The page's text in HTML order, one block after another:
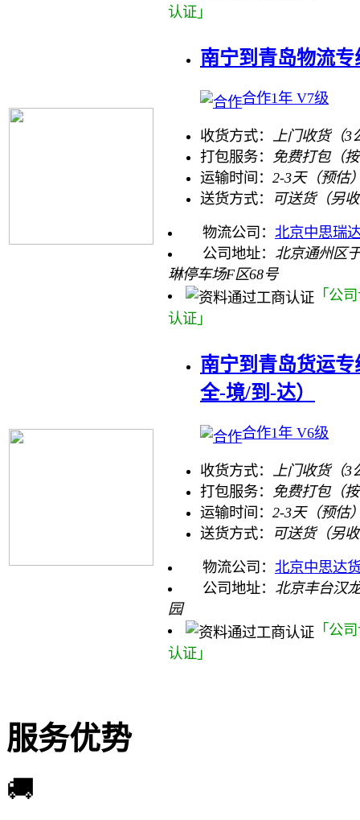
认证」
南宁到青岛物流
合作1年 V7级
收货方式：
上门收货（
打包服务：
免费打包（
运输时间： 2-3天（预估
送货方式：
可送货（另
物流公司： 北京中思瑞
公司地址： 北京通州区
琳停车场F区68号
「公
认证」
南宁到青岛货运
全-境/到-达）
合作1年 V6级
收货方式：
上门收货（
打包服务：
免费打包（
运输时间： 2-3天（预估
送货方式：
可送货（另
物流公司： 北京中思达
公司地址： 北京丰台汉
园
「公
认证」
服务优势
🚚